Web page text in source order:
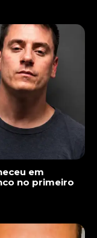
em
no primeiro